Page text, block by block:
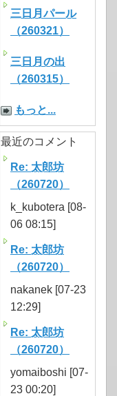
三日月パール
（260321）
三日月の出
（260315）
もっと...
最近のコメント
Re: 太郎坊
（260720）
k_kubotera [08-
06 08:15]
Re: 太郎坊
（260720）
nakanek [07-23
12:29]
Re: 太郎坊
（260720）
yomaiboshi [07-
23 00:20]